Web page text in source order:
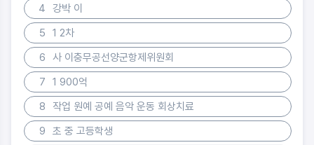
4
강박 이
5
1 2차
6
사 이충무공선양군항제위원회
7
1 900억
8
작업 원예 공예 음악 운동 회상치료
9
초 중 고등학생